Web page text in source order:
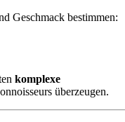
Geschmack bestimmen:
komplexe
überzeugen.